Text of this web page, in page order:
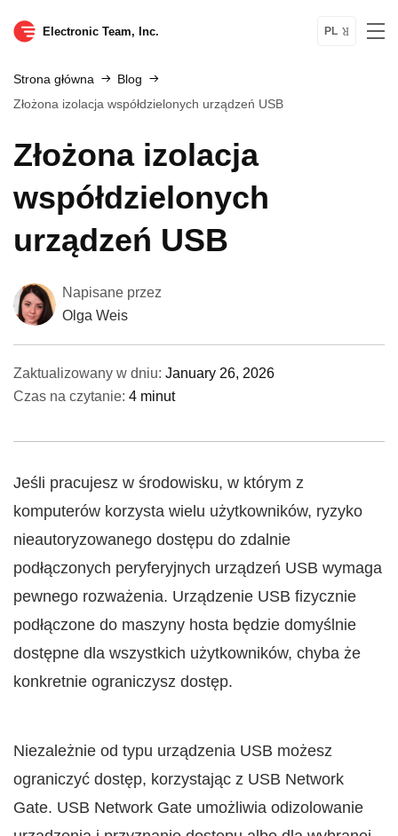
Electronic Team, Inc. PL
Strona główna
Blog
Złożona izolacja współdzielonych urządzeń USB
Złożona izolacja
współdzielonych
urządzeń USB
Napisane przez
Olga Weis
Zaktualizowany w dniu: January 26, 2026
Czas na czytanie: 4 minut
Jeśli pracujesz w środowisku, w którym z
komputerów korzysta wielu użytkowników, ryzyko
nieautoryzowanego dostępu do zdalnie
podłączonych peryferyjnych urządzeń USB wymaga
pewnego rozważenia. Urządzenie USB fizycznie
podłączone do maszyny hosta będzie domyślnie
dostępne dla wszystkich użytkowników, chyba że
konkretnie ograniczysz dostęp.
Niezależnie od typu urządzenia USB możesz
ograniczyć dostęp, korzystając z USB Network
Gate. USB Network Gate umożliwia odizolowanie